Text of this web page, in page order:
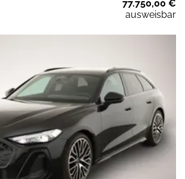
77.750,00 €
ausweisbar